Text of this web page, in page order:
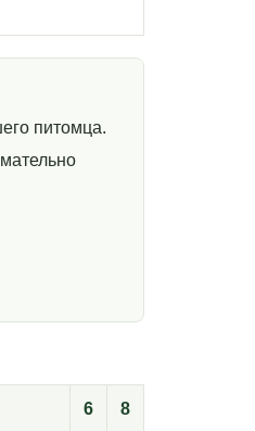
питомца.
6 8